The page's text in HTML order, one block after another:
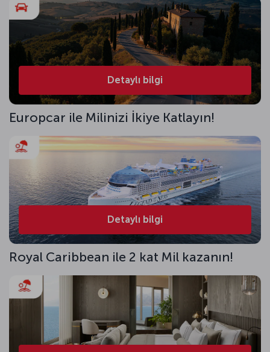
Detaylı bilgi
Europcar ile Milinizi İkiye Katlayın!
Detaylı bilgi
Royal Caribbean ile 2 kat Mil kazanın!